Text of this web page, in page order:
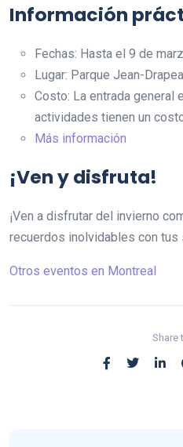
Información
Fechas: Hasta el 9 de
Lugar: Parque Jean-
Costo: La entrada general
actividades tienen un
Más información
¡Ven y disfruta!
¡Ven a disfrutar del invierno
recuerdos inolvidables con tus
Otros eventos en Montreal
Share